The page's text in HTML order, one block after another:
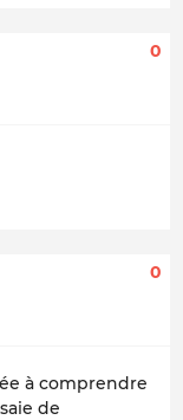
0
0
à comprendre
de